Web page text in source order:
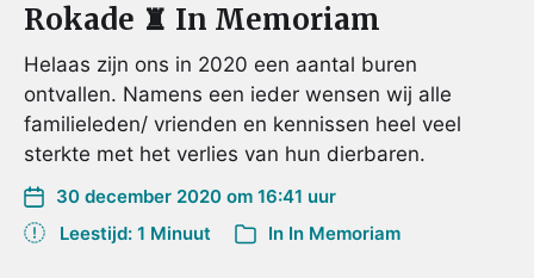
Rokade ♜ In Memoriam
Helaas zijn ons in 2020 een aantal buren
ontvallen. Namens een ieder wensen wij alle
familieleden/ vrienden en kennissen heel veel
sterkte met het verlies van hun dierbaren.
30 december 2020 om 16:41 uur
Leestijd: 1 Minuut
In In Memoriam